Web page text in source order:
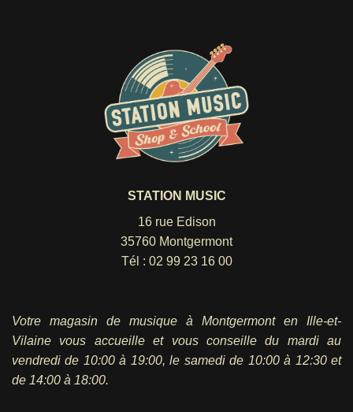
STATION MUSIC
16 rue Edison
35760 Montgermont
Tél : 02 99 23 16 00
Votre magasin de musique à Montgermont en Ille-et-
Vilaine vous accueille et vous conseille du mardi au
vendredi de 10:00 à 19:00, le samedi de 10:00 à 12:30 et
de 14:00 à 18:00.